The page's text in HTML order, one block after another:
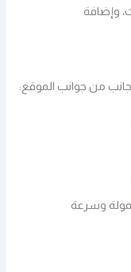
وإضافة
وسرعة